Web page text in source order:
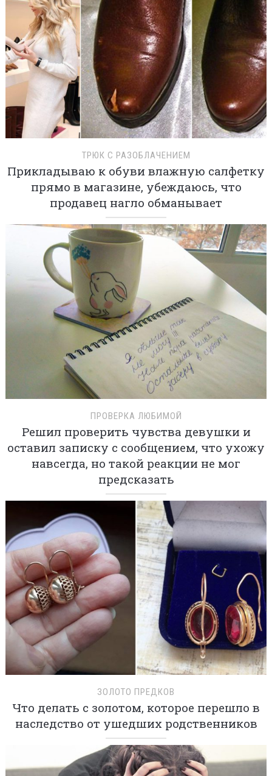
ТРЮК С РАЗОБЛАЧЕНИЕМ
Прикладываю к обуви влажную салфетку
прямо в магазине, убеждаюсь, что
продавец нагло обманывает
ПРОВЕРКА ЛЮБИМОЙ
Решил проверить чувства девушки и
оставил записку с сообщением, что ухожу
навсегда, но такой реакции не мог
предсказать
ЗОЛОТО ПРЕДКОВ
Что делать с золотом, которое перешло в
наследство от ушедших родственников